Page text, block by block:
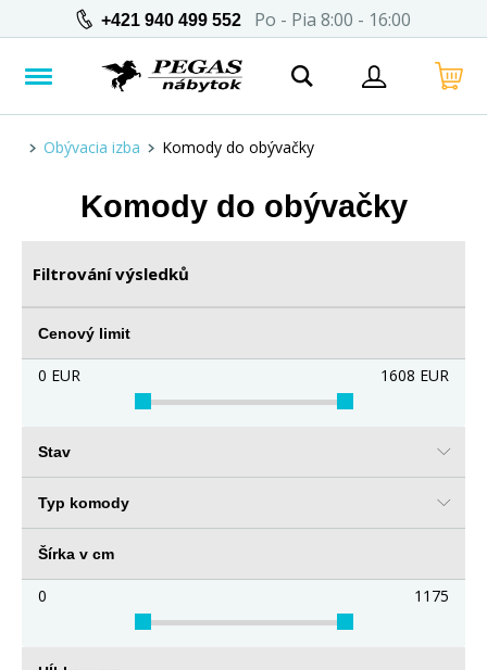
+421 940 499 552 Po - Pia 8:00 - 16:00
Obývacia izba Komody do obývačky
Komody do obývačky
Filtrování výsledků
Cenový limit
0 EUR 1608 EUR
Stav
Typ komody
Šírka v cm
0 1175